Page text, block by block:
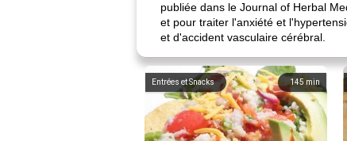
publiée dans le Journal of Herbal
et pour traiter l'anxiété et
et d'accident vasculaire cérébral.
145 min
Entrées et Snacks